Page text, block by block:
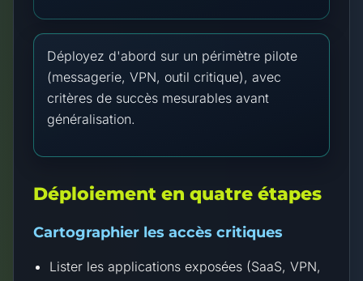
Déployez d'abord sur un périmètre pilote
(messagerie, VPN, outil critique), avec
critères de succès mesurables avant
généralisation.
Déploiement en quatre étapes
Cartographier les accès critiques
Lister les applications exposées (SaaS, VPN,